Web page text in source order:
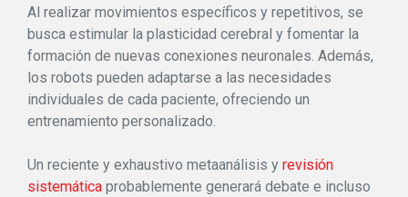
Al realizar movimientos específicos y repetitivos, se
busca estimular la plasticidad cerebral y fomentar la
formación de nuevas conexiones neuronales. Además,
los robots pueden adaptarse a las necesidades
individuales de cada paciente, ofreciendo un
entrenamiento personalizado.
Un reciente y exhaustivo metaanálisis y revisión
sistemática probablemente generará debate e incluso